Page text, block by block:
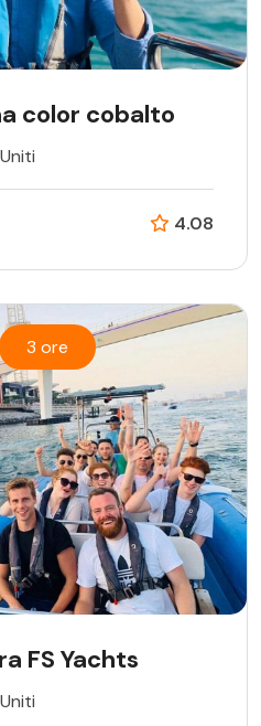
color cobalto
4.08
3 ore
FS Yachts